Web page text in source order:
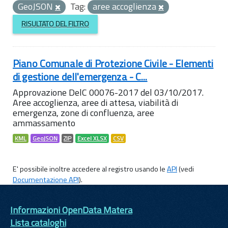
GeoJSON
Tag: aree accoglienza
RISULTATO DEL FILTRO
Piano Comunale di Protezione Civile - Elementi
di gestione dell'emergenza - C...
Approvazione DelC 00076-2017 del 03/10/2017.
Aree accoglienza, aree di attesa, viabilità di
emergenza, zone di confluenza, aree
ammassamento
KML GeoJSON ZIP Excel XLSX CSV
E' possibile inoltre accedere al registro usando leAPI(vedi
Documentazione API).
Informazioni OpenData Matera
Lista cataloghi